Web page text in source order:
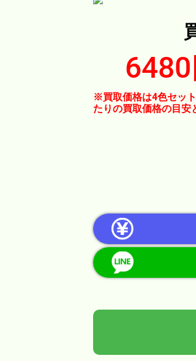
6480
※買取価格は4色セッ
たりの買取価格の目安